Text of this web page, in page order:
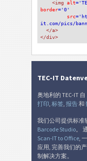
<img alt
border='0'
src
it.com/pics/
</a>
</div>
TEC-IT
奥地利的 TEC-IT
打印 标签 报告和
我们公司提供标准
Barcode Studio。
Scan-IT to Office ,
应用, 完善我们的
制解决方案。